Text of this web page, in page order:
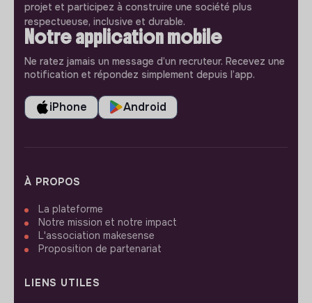
projet et participez à construire une société plus
respectueuse, inclusive et durable.
Notre application mobile
Ne ratez jamais un message d’un recruteur. Recevez une
notification et répondez simplement depuis l’app.
iPhone Android
À PROPOS
La plateforme
Notre mission et notre impact
L'association makesense
Proposition de partenariat
LIENS UTILES